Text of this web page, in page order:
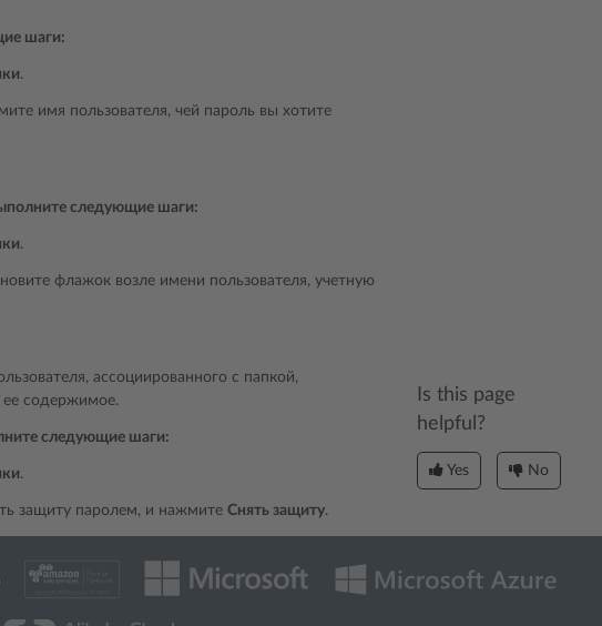
шаги:
.
имя пользователя, чей пароль вы хотите
следующие шаги:
.
флажок возле имени пользователя, учетную
ассоциированного с папкой,
ее содержимое.
следующие шаги:
.
защиту паролем, и нажмите Снять защиту.
Is this page
helpful?
Yes No